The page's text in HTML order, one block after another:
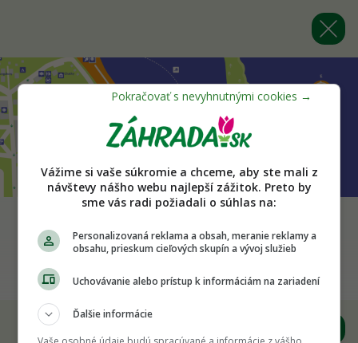
Späť na článok
Festival záhrad a hobby
Vážime si vaše súkromie a chceme, aby ste mali z
návštevy nášho webu najlepší zážitok. Preto by
sme vás radi požiadali o súhlas na:
Personalizovaná reklama a obsah, meranie reklamy a
obsahu, prieskum cieľových skupín a vývoj služieb
Uchovávanie alebo prístup k informáciám na zariadení
Ďalšie informácie